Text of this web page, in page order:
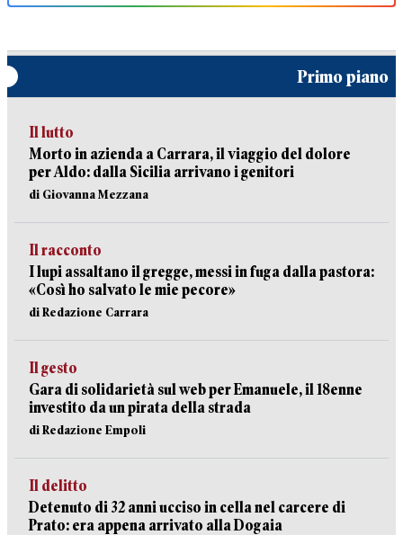
Primo piano
Il lutto
Morto in azienda a Carrara, il viaggio del dolore
per Aldo: dalla Sicilia arrivano i genitori
di Giovanna Mezzana
Il racconto
I lupi assaltano il gregge, messi in fuga dalla pastora:
«Così ho salvato le mie pecore»
di Redazione Carrara
Il gesto
Gara di solidarietà sul web per Emanuele, il 18enne
investito da un pirata della strada
di Redazione Empoli
Il delitto
Detenuto di 32 anni ucciso in cella nel carcere di
Prato: era appena arrivato alla Dogaia